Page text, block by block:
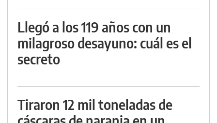
Llegó a los 119 años con un
milagroso desayuno: cuál es el
secreto
Tiraron 12 mil toneladas de